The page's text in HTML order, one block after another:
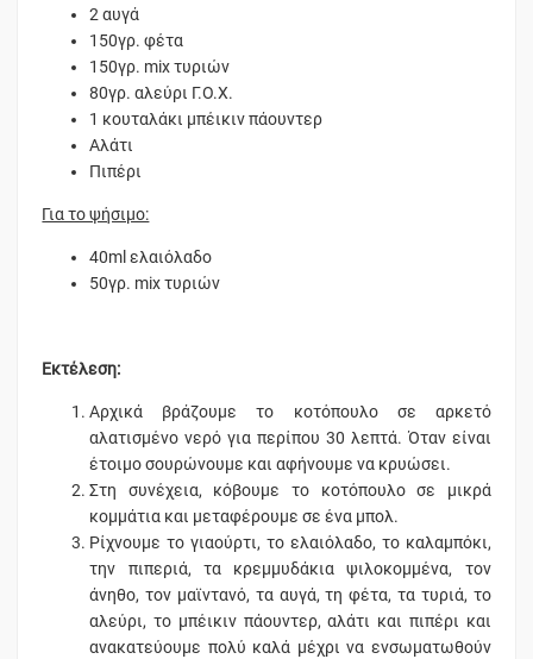
2 αυγά
150γρ. φέτα
150γρ. mix τυριών
80γρ. αλεύρι Γ.Ο.Χ.
1 κουταλάκι μπέικιν πάουντερ
Αλάτι
Πιπέρι
Για το ψήσιμο:
40ml ελαιόλαδο
50γρ. mix τυριών
Εκτέλεση:
Αρχικά βράζουμε το κοτόπουλο σε αρκετό
αλατισμένο νερό για περίπου 30 λεπτά. Όταν είναι
έτοιμο σουρώνουμε και αφήνουμε να κρυώσει.
Στη συνέχεια, κόβουμε το κοτόπουλο σε μικρά
κομμάτια και μεταφέρουμε σε ένα μπολ.
Ρίχνουμε το γιαούρτι, το ελαιόλαδο, το καλαμπόκι,
την πιπεριά, τα κρεμμυδάκια ψιλοκομμένα, τον
άνηθο, τον μαϊντανό, τα αυγά, τη φέτα, τα τυριά, το
αλεύρι, το μπέικιν πάουντερ, αλάτι και πιπέρι και
ανακατεύουμε πολύ καλά μέχρι να ενσωματωθούν